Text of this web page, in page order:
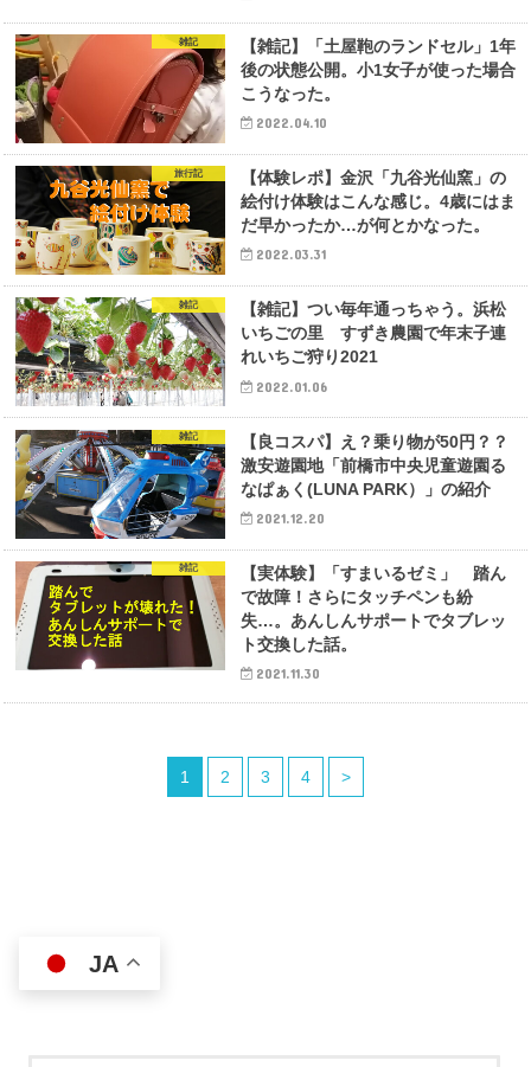
雑記
【雑記】「土屋鞄のランドセル」1年
後の状態公開。小1女子が使った場合
こうなった。
2022.04.10
旅行記
【体験レポ】金沢「九谷光仙窯」の
絵付け体験はこんな感じ。4歳にはま
だ早かったか…が何とかなった。
2022.03.31
雑記
【雑記】つい毎年通っちゃう。浜松
いちごの里 すずき農園で年末子連
れいちご狩り2021
2022.01.06
雑記
【良コスパ】え？乗り物が50円？？
激安遊園地「前橋市中央児童遊園る
なぱぁく(LUNA PARK）」の紹介
2021.12.20
雑記
【実体験】「すまいるゼミ」 踏ん
で故障！さらにタッチペンも紛
失…。あんしんサポートでタブレッ
ト交換した話。
2021.11.30
1 2 3 4 >
JA